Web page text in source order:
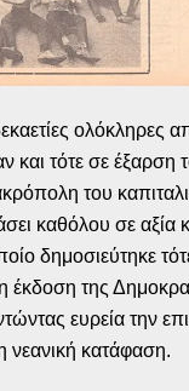
ολόκληρες
και τότε σε έξαρση
του
καθόλου σε αξία
δημοσιεύτηκε
έκδοση της
ευρεία την
νεανική κατάφαση.